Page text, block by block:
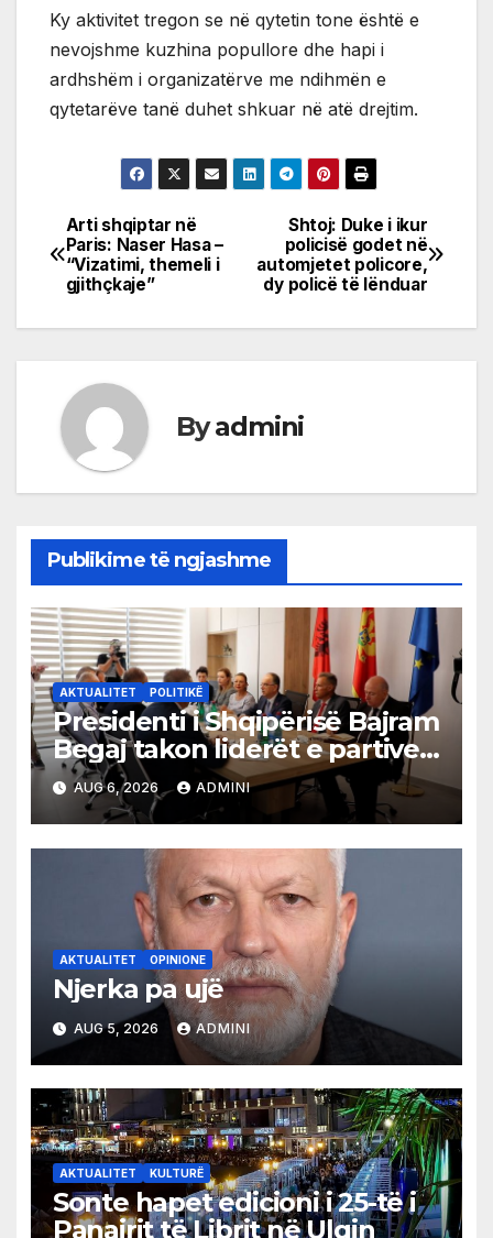
Ky aktivitet tregon se në qytetin tone është e
nevojshme kuzhina popullore dhe hapi i
ardhshëm i organizatërve me ndihmën e
qytetarëve tanë duhet shkuar në atë drejtim.
Post
navigation
Shtoj: Duke i ikur
policisë godet në
automjetet policore,
dy policë të lënduar
Arti shqiptar në
Paris: Naser Hasa –
“Vizatimi, themeli i
gjithçkaje”
Byadmini
Publikime të ngjashme
AKTUALITET POLITIKË
Presidenti i Shqipërisë Bajram
Begaj takon liderët e partive
shqiptare në Ulqin
AUG 6, 2026 ADMINI
AKTUALITET OPINIONE
Njerka pa ujë
AUG 5, 2026 ADMINI
AKTUALITET KULTURË
Sonte hapet edicioni i 25-të i
Panairit të Librit në Ulqin